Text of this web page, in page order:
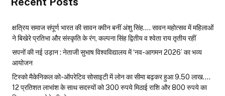
क्षत्रिय समाज संपूर्ण भारत की सावन क्वीन बनीं अंशु सिंह…. सावन महोत्सव में महिलाओं
ने बिखेरे प्रतिभा और संस्कृति के रंग, कल्पना सिंह द्वितीय व श्वेता राय तृतीय रहीं
सपनों की नई उड़ान : नेताजी सुभाष विश्वविद्यालय में ‘नव-आगमन 2026’ का भव्य
आयोजन
टिस्को मैकेनिकल को-ऑपरेटिव सोसाइटी में लोन का सीमा बढ़कर हुआ 9.50 लाख….
12 प्रतिशत लाभांश के साथ सदस्यों को 300 रुपये मिठाई राशि और 800 रुपये का